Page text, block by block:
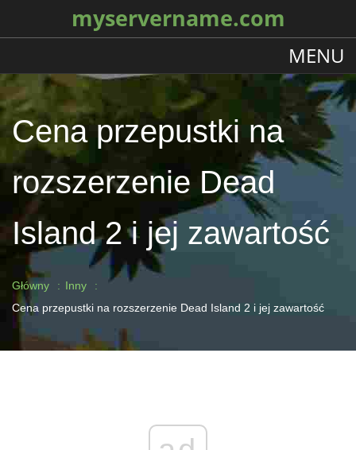
myservername.com
MENU
Cena przepustki na
rozszerzenie Dead
Island 2 i jej zawartość
Główny
Inny
Cena przepustki na rozszerzenie Dead Island 2 i jej zawartość